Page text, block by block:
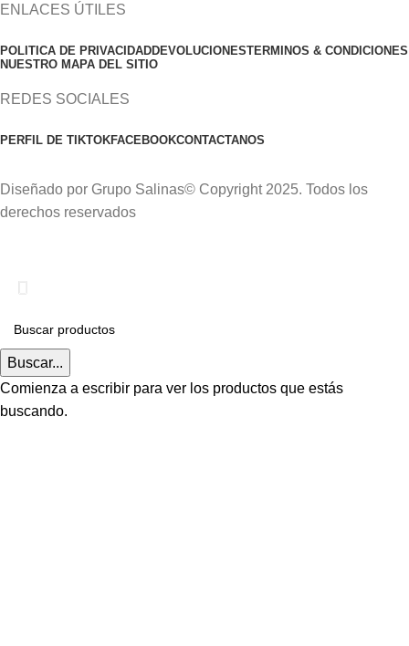
ENLACES ÚTILES
POLITICA DE PRIVACIDADDEVOLUCIONESTERMINOS & CONDICIONES
NUESTRO MAPA DEL SITIO
REDES SOCIALES
PERFIL DE TIKTOKFACEBOOKCONTACTANOS
Diseñado por Grupo Salinas© Copyright 2025. Todos los
derechos reservados
Buscar...
Comienza a escribir para ver los productos que estás
buscando.
Delivery gratis a Todo el Cercado de Lima.